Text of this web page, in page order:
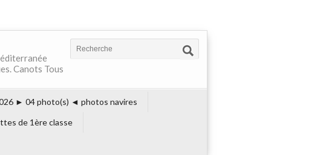
Canots Tous
► 04 photo(s) ◄ photos navires
de 1ère classe